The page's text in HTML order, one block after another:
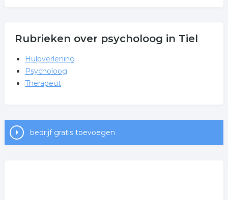
Rubrieken over psycholoog in Tiel
Hulpverlening
Psycholoog
Therapeut
bedrijf gratis toevoegen